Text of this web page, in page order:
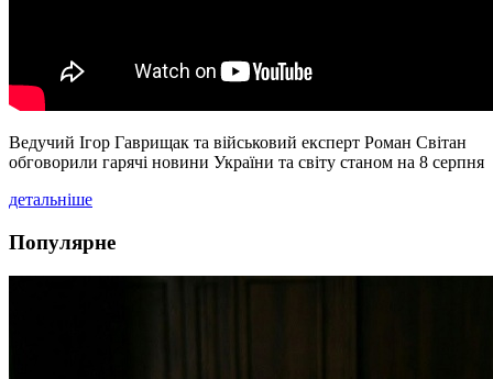
Ведучий Ігор Гаврищак та військовий експерт Роман Світан
обговорили гарячі новини України та світу станом на 8 серпня
детальніше
Популярне